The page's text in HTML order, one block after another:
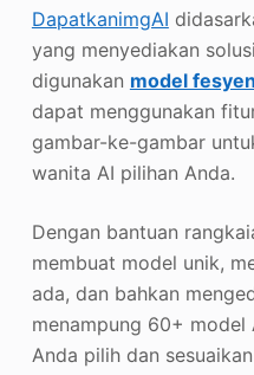
DapatkanimgAI
yang menyediakan
digunakan model fesyen
dapat menggunakan
gambar-ke-gambar
wanita AI pilihan Anda.
Dengan bantuan
membuat model unik,
ada, dan bahkan
menampung 60+ model
Anda pilih dan